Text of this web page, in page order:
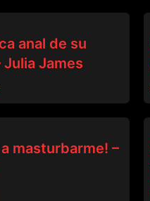
anal de su
James
a masturbarme! –